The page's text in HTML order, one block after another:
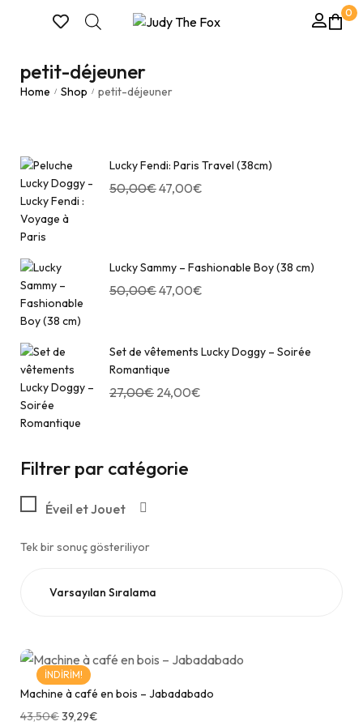
0
petit-déjeuner
Home / Shop / petit-déjeuner
Lucky Fendi: Paris Travel (38cm)
50,00€47,00€
Lucky Sammy – Fashionable Boy (38 cm)
50,00€47,00€
Set de vêtements Lucky Doggy – Soirée
Romantique
27,00€ 24,00€
Filtrer par catégorie
Éveil et Jouet
Tek bir sonuç gösteriliyor
İNDIRIM!
Machine à café en bois – Jabadabado
43,50€39,29€